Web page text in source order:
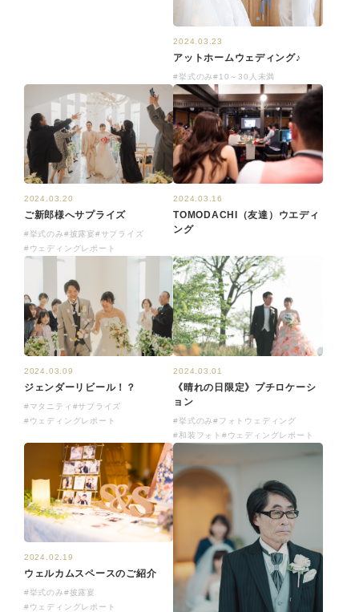
2024.03.23
アットホームウェディング♪
#挙式のみ#10～30人未満
2024.03.20
ご新郎様へサプライズ
#挙式のみ#披露宴#サプライズ
#ウェディングレポート
2024.03.16
TOMODACHI（友達）ウエディ
ング
2024.03.09
ジェンダーリビール！？
#マタニティ #サプライズ
#ウェディングレポート
2024.03.01
《晴れの日限定》プチロケーシ
ョン
#挙式のみ#フォトウェディング
#和装フォト #ウェディングレポート
2024.02.19
ウェルカムスペースのご紹介
#挙式のみ#披露宴
#ウェディングレポート